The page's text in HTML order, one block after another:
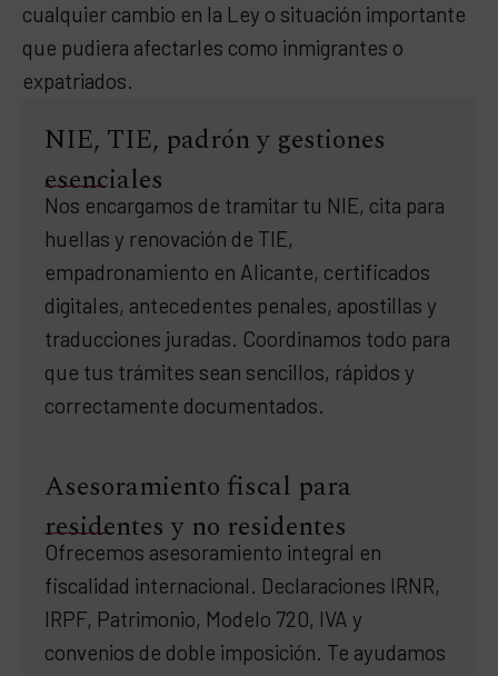
cualquier cambio en la Ley o situación importante
que pudiera afectarles como inmigrantes o
expatriados.
NIE, TIE, padrón y gestiones
esenciales
Nos encargamos de tramitar tu NIE, cita para
huellas y renovación de TIE,
empadronamiento en Alicante, certificados
digitales, antecedentes penales, apostillas y
traducciones juradas. Coordinamos todo para
que tus trámites sean sencillos, rápidos y
correctamente documentados.
Asesoramiento fiscal para
residentes y no residentes
Ofrecemos asesoramiento integral en
fiscalidad internacional. Declaraciones IRNR,
IRPF, Patrimonio, Modelo 720, IVA y
convenios de doble imposición. Te ayudamos